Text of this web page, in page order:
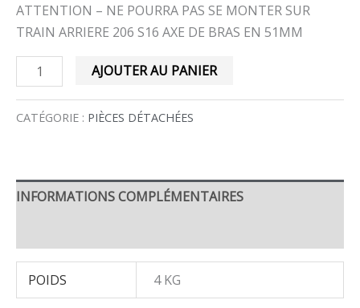
ATTENTION – NE POURRA PAS SE MONTER SUR
TRAIN ARRIERE 206 S16 AXE DE BRAS EN 51MM
AJOUTER AU PANIER
CATÉGORIE : PIÈCES DÉTACHÉES
INFORMATIONS COMPLÉMENTAIRES
POIDS 4 KG